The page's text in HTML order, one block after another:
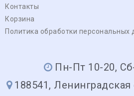
Контакты
Корзина
Политика обработки персональных
Пн-Пт 10-20,
188541,